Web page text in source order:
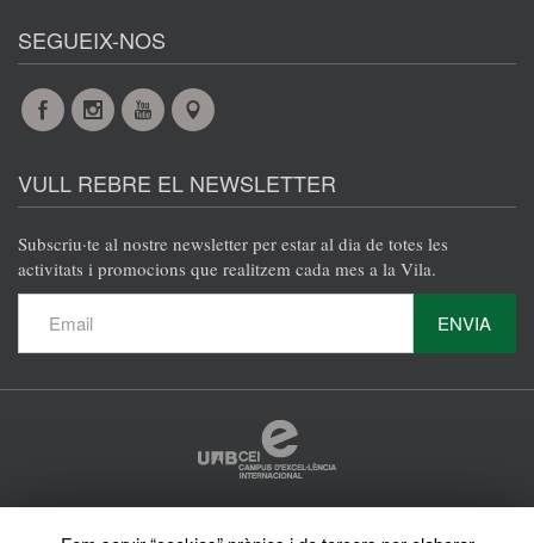
SEGUEIX-NOS
FacebookInstagram
YouTubeMaps
VULL REBRE EL NEWSLETTER
Subscriu·te al nostre newsletter per estar al dia de totes les
activitats i promocions que realitzem cada mes a la Vila.
ENVIA